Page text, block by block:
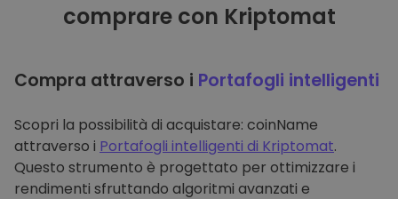
comprare con Kriptomat
Compra attraverso i Portafogli intelligenti
Scopri la possibilità di acquistare: coinName
attraverso i Portafogli intelligenti di Kriptomat.
Questo strumento è progettato per ottimizzare i
rendimenti sfruttando algoritmi avanzati e